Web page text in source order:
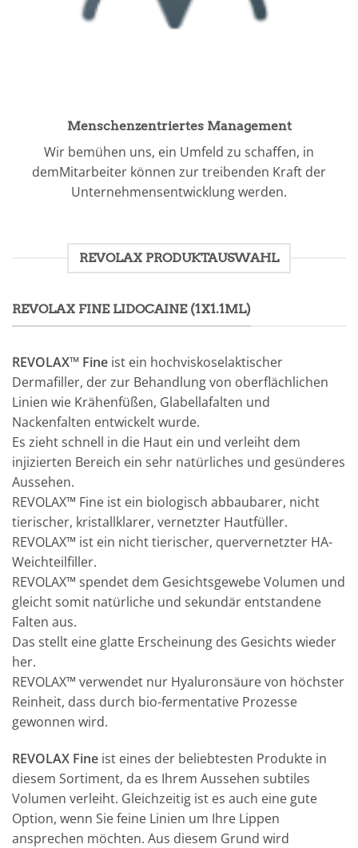
Menschenzentriertes Management
Wir bemühen uns, ein Umfeld zu schaffen, in
demMitarbeiter können zur treibenden Kraft der
Unternehmensentwicklung werden.
REVOLAX PRODUKTAUSWAHL
REVOLAX FINE LIDOCAINE (1X1.1ML)
REVOLAX™ Fine ist ein hochviskoselaktischer
Dermafiller, der zur Behandlung von oberflächlichen
Linien wie Krähenfüßen, Glabellafalten und
Nackenfalten entwickelt wurde.
Es zieht schnell in die Haut ein und verleiht dem
injizierten Bereich ein sehr natürliches und gesünderes
Aussehen.
REVOLAX™ Fine ist ein biologisch abbaubarer, nicht
tierischer, kristallklarer, vernetzter Hautfüller.
REVOLAX™ ist ein nicht tierischer, quervernetzter HA-
Weichteilfiller.
REVOLAX™ spendet dem Gesichtsgewebe Volumen und
gleicht somit natürliche und sekundär entstandene
Falten aus.
Das stellt eine glatte Erscheinung des Gesichts wieder
her.
REVOLAX™ verwendet nur Hyaluronsäure von höchster
Reinheit, dass durch bio-fermentative Prozesse
gewonnen wird.
REVOLAX Fine ist eines der beliebtesten Produkte in
diesem Sortiment, da es Ihrem Aussehen subtiles
Volumen verleiht. Gleichzeitig ist es auch eine gute
Option, wenn Sie feine Linien um Ihre Lippen
ansprechen möchten. Aus diesem Grund wird